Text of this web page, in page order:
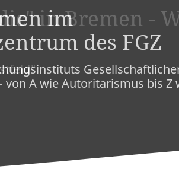
in Bremen -